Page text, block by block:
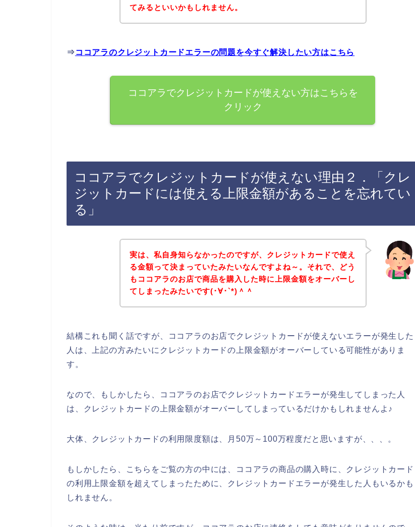
てみるといいかもしれません。
⇒ ココアラのクレジットカードエラーの問題を今すぐ解決したい方はこちら
ココアラでクレジットカードが使えない方はこちらを
クリック
ココアラでクレジットカードが使えない理由２．「クレ
ジットカードには使える上限金額があることを忘れてい
る」
実は、私自身知らなかったのですが、クレジットカードで使え
る金額って決まっていたみたいなんですよね～。それで、どう
もココアラのお店で商品を購入した時に上限金額をオーバーし
てしまったみたいです(･∀･`*)＾＾
結構これも聞く話ですが、ココアラのお店でクレジットカードが使えないエラーが発生した
人は、上記の方みたいにクレジットカードの上限金額がオーバーしている可能性がありま
す。
なので、もしかしたら、ココアラのお店でクレジットカードエラーが発生してしまった人
は、クレジットカードの上限金額がオーバーしてしまっているだけかもしれませんよ♪
大体、クレジットカードの利用限度額は、月50万～100万程度だと思いますが、、、。
もしかしたら、こちらをご覧の方の中には、ココアラの商品の購入時に、クレジットカード
の利用上限金額を超えてしまったために、クレジットカードエラーが発生した人もいるかも
しれません。